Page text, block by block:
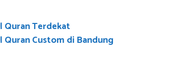
Quran Terdekat
Quran Custom di Bandung